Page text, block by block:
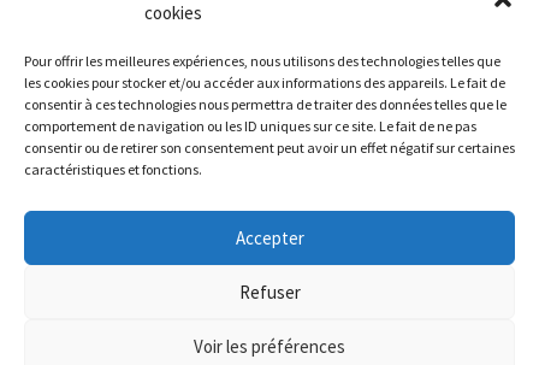
cookies
Pour offrir les meilleures expériences, nous utilisons des technologies telles que
les cookies pour stocker et/ou accéder aux informations des appareils. Le fait de
consentir à ces technologies nous permettra de traiter des données telles que le
comportement de navigation ou les ID uniques sur ce site. Le fait de ne pas
consentir ou de retirer son consentement peut avoir un effet négatif sur certaines
caractéristiques et fonctions.
Accepter
Refuser
Voir les préférences
Mot de passe oublié ?
Évènements à venir
Il n’y a pas de évènements à venir.
– Tous droits réservés